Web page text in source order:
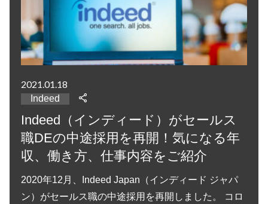
2021.01.18
Indeed
Indeed（インディード）がセールス
職DEの中途採用を再開！気になる年
収、働き方、仕事内容をご紹介
2020年12月、Indeed Japan（インディード ジャパ
ン）がセールス職の中途採用を再開しました。 コロ